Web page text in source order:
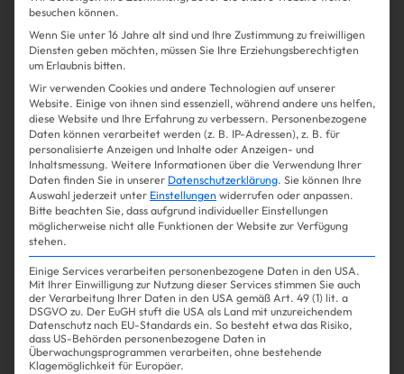
haben ihren Teil getan. Also ab zu Dr. Kahl nach
Hamburg! In seiner berühmten
„Haarsprechstunde“ (120 €) wurde erstmal
gründlich gecheckt: Entzündungen
ausgeschlossen, Fotos gemacht, Blut
abgenommen. Das Ergebnis: hinten noch viele
dicke Haare, aber Richtung Scheitel und Stirn
deutlich lichter. Meine Lösung: ein Mix aus Tonics,
koffeinhaltigem Shampoo und – als nächster
Schritt – die PRP-Behandlung mit Eigenblut.
"Das Ergebnis hat etwas auf sich warten
lassen, aber jetzt ist es WOW!"
Alex
besuchen können.
Wenn Sie unter 16 Jahre alt sind und Ihre Zustimmung zu freiwilligen
Diensten geben möchten, müssen Sie Ihre Erziehungsberechtigten
um Erlaubnis bitten.
Wir verwenden Cookies und andere Technologien auf unserer
Website. Einige von ihnen sind essenziell, während andere uns helfen,
diese Website und Ihre Erfahrung zu verbessern. Personenbezogene
Daten können verarbeitet werden (z. B. IP-Adressen), z. B. für
personalisierte Anzeigen und Inhalte oder Anzeigen- und
Inhaltsmessung. Weitere Informationen über die Verwendung Ihrer
Daten finden Sie in unserer Datenschutzerklärung. Sie können Ihre
Auswahl jederzeit unter Einstellungen widerrufen oder anpassen.
Bitte beachten Sie, dass aufgrund individueller Einstellungen
möglicherweise nicht alle Funktionen der Website zur Verfügung
stehen.
Einige Services verarbeiten personenbezogene Daten in den USA.
Mit Ihrer Einwilligung zur Nutzung dieser Services stimmen Sie auch
der Verarbeitung Ihrer Daten in den USA gemäß Art. 49 (1) lit. a
DSGVO zu. Der EuGH stuft die USA als Land mit unzureichendem
Datenschutz nach EU-Standards ein. So besteht etwa das Risiko,
dass US-Behörden personenbezogene Daten in
Überwachungsprogrammen verarbeiten, ohne bestehende
Klagemöglichkeit für Europäer.